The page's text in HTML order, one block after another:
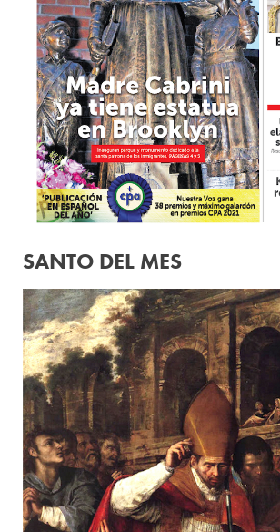
SANTO DEL MES